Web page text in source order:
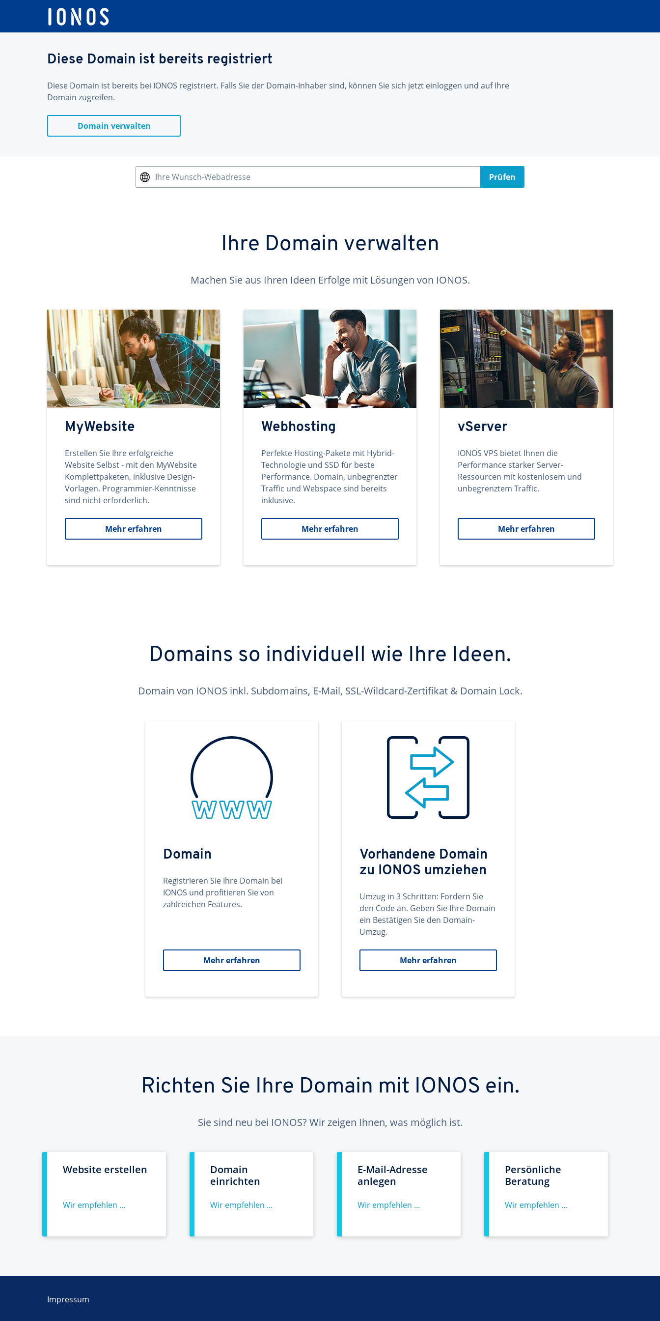
Diese Domain ist bereits registriert
Diese Domain ist bereits bei IONOS registriert. Falls Sie der Domain-Inhaber sind, können Sie sich jetzt einloggen und auf Ihre
Domain zugreifen.
Domain verwalten
Ihre Wunsch-Webadresse Prüfen
Ihre Domain verwalten
Machen Sie aus Ihren Ideen Erfolge mit Lösungen von IONOS.
MyWebsite
Erstellen Sie Ihre erfolgreiche
Website Selbst - mit den MyWebsite
Komplettpaketen, inklusive Design-
Vorlagen. Programmier-Kenntnisse
sind nicht erforderlich.
Mehr erfahren
Webhosting
Perfekte Hosting-Pakete mit Hybrid-
Technologie und SSD für beste
Performance. Domain, unbegrenzter
Traffic und Webspace sind bereits
inklusive.
Mehr erfahren
vServer
IONOS VPS bietet Ihnen die
Performance starker Server-
Ressourcen mit kostenlosem und
unbegrenztem Traffic.
Mehr erfahren
Domains so individuell wie Ihre Ideen.
Domain von IONOS inkl. Subdomains, E-Mail, SSL-Wildcard-Zertifikat & Domain Lock.
Domain
Registrieren Sie Ihre Domain bei
IONOS und profitieren Sie von
zahlreichen Features.
Mehr erfahren
Vorhandene Domain
zu IONOS umziehen
Umzug in 3 Schritten: Fordern Sie
den Code an. Geben Sie Ihre Domain
ein Bestätigen Sie den Domain-
Umzug.
Mehr erfahren
Richten Sie Ihre Domain mit IONOS ein.
Sie sind neu bei IONOS? Wir zeigen Ihnen, was möglich ist.
Website erstellen
Wir empfehlen ...
Domain
einrichten
Wir empfehlen ...
E-Mail-Adresse
anlegen
Wir empfehlen ...
Persönliche
Beratung
Wir empfehlen ...
Impressum